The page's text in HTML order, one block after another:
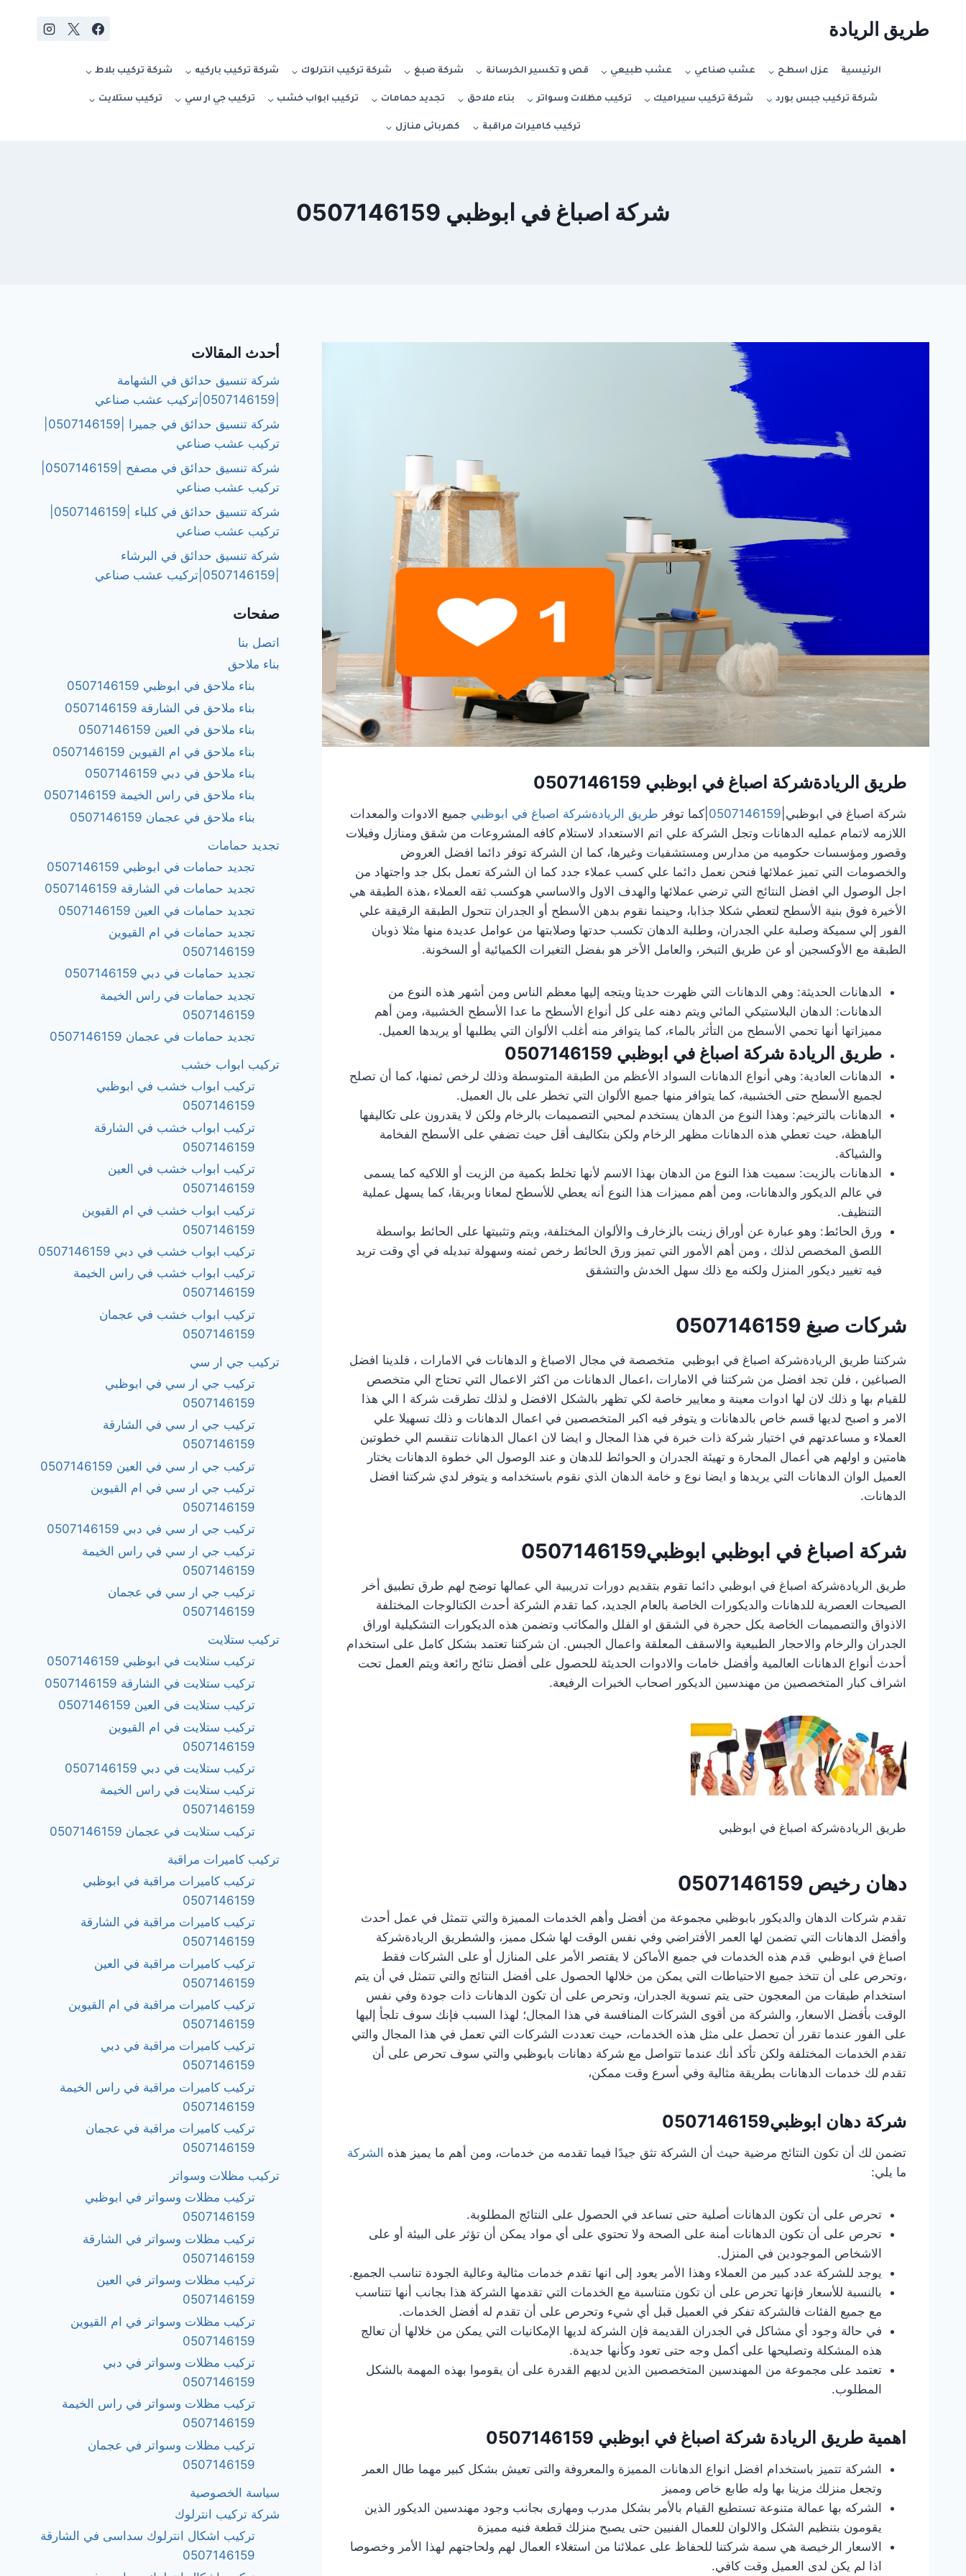
طريق الريادة
الرئيسية عزل اسطح عشب صناعي عشب طبيعي قص و تكسير الخرسانة شركة صبغ شركة تركيب انترلوك شركة تركيب باركيه شركة تركيب بلاط
شركة تركيب جبس بورد شركة تركيب سيراميك تركيب مظلات وسواتر بناء ملاحق تجديد حمامات تركيب ابواب خشب تركيب جي ار سي تركيب ستلايت
تركيب كاميرات مراقبة كهربائى منازل
شركة اصباغ في ابوظبي 0507146159
طريق الريادةشركة اصباغ في ابوظبي 0507146159
شركة اصباغ في ابوظبي| 0507146159 |كما توفر طريق الريادةشركة اصباغ في ابوظبي جميع الادوات والمعدات
اللازمه لاتمام عمليه الدهانات وتجل الشركة علي اتم الاستعداد لاستلام كافه المشروعات من شقق ومنازل وفيلات
وقصور ومؤسسات حكوميه من مدارس ومستشفيات وغيرها، كما ان الشركة توفر دائما افضل العروض
والخصومات التي تميز عملائها فنحن نعمل دائما علي كسب عملاء جدد كما ان الشركة تعمل بكل جد واجتهاد من
اجل الوصول الي افضل النتائج التي ترضي عملائها والهدف الاول والاساسي هوكسب ثقه العملاء ،هذة الطبقة هي
الأخيرة فوق بنية الأسطح لتعطي شكلا جذابا، وحينما نقوم بدهن الأسطح أو الجدران تتحول الطبقة الرقيقة علي
الفور إلي سميكة وصلبة علي الجدران، وطلبة الدهان تكسب حدتها وصلابتها من عوامل عديدة منها مثلا ذوبان
الطبقة مع الأوكسجين أو عن طريق التبخر، والعامل الأخر هو بفضل التغيرات الكميائية أو السخونة.
الدهانات الحديثة: وهي الدهانات التي ظهرت حديثا ويتجه إليها معظم الناس ومن أشهر هذه النوع من
الدهانات: الدهان البلاستيكي المائي ويتم دهنه على كل أنواع الأسطح ما عدا الأسطح الخشبية، ومن أهم
مميزاتها أنها تحمي الأسطح من التأثر بالماء، كما يتوافر منه أغلب الألوان التي يطلبها أو يريدها العميل.
طريق الريادة شركة اصباغ في ابوظبي 0507146159
الدهانات العادية: وهي أنواع الدهانات السواد الأعظم من الطبقة المتوسطة وذلك لرخص ثمنها، كما أن تصلح
لجميع الأسطح حتى الخشبية، كما يتوافر منها جميع الألوان التي تخطر على بال العميل.
الدهانات بالترخيم: وهذا النوع من الدهان يستخدم لمحبي التصميمات بالرخام ولكن لا يقدرون على تكاليفها
الباهظة، حيث تعطي هذه الدهانات مظهر الرخام ولكن بتكاليف أقل حيث تضفي على الأسطح الفخامة
والشياكة.
الدهانات بالزيت: سميت هذا النوع من الدهان بهذا الاسم لأنها تخلط بكمية من الزيت أو اللاكيه كما يسمى
في عالم الديكور والدهانات، ومن أهم مميزات هذا النوع أنه يعطي للأسطح لمعانا وبريقا، كما يسهل عملية
التنظيف.
ورق الحائط: وهو عبارة عن أوراق زينت بالزخارف والألوان المختلفة، ويتم وتثبيتها على الحائط بواسطة
اللصق المخصص لذلك ، ومن أهم الأمور التي تميز ورق الحائط رخص ثمنه وسهولة تبديله في أي وقت تريد
فيه تغيير ديكور المنزل ولكنه مع ذلك سهل الخدش والتشقق
شركات صبغ 0507146159
شركتنا طريق الريادةشركة اصباغ في ابوظبي متخصصة في مجال الاصباغ و الدهانات في الامارات ، فلدينا افضل
الصباغين ، فلن تجد افضل من شركتنا في الامارات ،اعمال الدهانات من اكثر الاعمال التي تحتاج الي متخصص
للقيام بها و ذلك لان لها ادوات معينة و معايير خاصة لكي تظهر بالشكل الافضل و لذلك تطرقت شركة ا الي هذا
الامر و اصبح لديها قسم خاص بالدهانات و يتوفر فيه اكبر المتخصصين في اعمال الدهانات و ذلك تسهيلا علي
العملاء و مساعدتهم في اختيار شركة ذات خبرة في هذا المجال و ايضا لان اعمال الدهانات تنقسم الي خطوتين
هامتين و اولهم هي أعمال المحارة و تهيئة الجدران و الحوائط للدهان و عند الوصول الي خطوة الدهانات يختار
العميل الوان الدهانات التي يريدها و ايضا نوع و خامة الدهان الذي نقوم باستخدامه و يتوفر لدي شركتنا افضل
الدهانات.
شركة اصباغ في ابوظبي ابوظبي0507146159
طريق الريادةشركة اصباغ في ابوظبي دائما تقوم بتقديم دورات تدريبية الي عمالها توضح لهم طرق تطبيق أخر
الصيحات العصرية للدهانات والديكورات الخاصة بالعام الجديد، كما تقدم الشركة أحدث الكتالوجات المختلفة
الاذواق والتصميمات الخاصة بكل حجرة في الشقق او الفلل والمكاتب وتضمن هذه الديكورات التشكيلية اوراق
الجدران والرخام والاحجار الطبيعية والاسقف المعلقة واعمال الجبس. ان شركتنا تعتمد بشكل كامل على استخدام
أحدث أنواع الدهانات العالمية وأفضل خامات والادوات الحديثة للحصول على أفضل نتائج رائعة ويتم العمل تحت
اشراف كبار المتخصصين من مهندسين الديكور اصحاب الخبرات الرفيعة.
طريق الريادةشركة اصباغ في ابوظبي
دهان رخيص 0507146159
تقدم شركات الدهان والديكور بابوظبي مجموعة من أفضل وأهم الخدمات المميزة والتي تتمثل في عمل أحدث
وأفضل الدهانات التي تضمن لها العمر الأفتراضي وفي نفس الوقت لها شكل مميز، والشطريق الريادةشركة
اصباغ في ابوظبي قدم هذه الخدمات في جميع الأماكن لا يقتصر الأمر على المنازل أو على الشركات فقط
،وتحرص على أن تتخذ جميع الاحتياطات التي يمكن من خلالها الحصول على أفضل النتائج والتي تتمثل في أن يتم
استخدام طبقات من المعجون حتى يتم تسوية الجدران، وتحرص على أن تكون الدهانات ذات جودة وفي نفس
الوقت بأفضل الاسعار، والشركة من أقوى الشركات المنافسة في هذا المجال؛ لهذا السبب فإنك سوف تلجأ إليها
على الفور عندما تقرر أن تحصل على مثل هذه الخدمات، حيث تعددت الشركات التي تعمل في هذا المجال والتي
تقدم الخدمات المختلفة ولكن تأكد أنك عندما تتواصل مع شركة دهانات بابوظبي والتي سوف تحرص على أن
تقدم لك خدمات الدهانات بطريقة مثالية وفي أسرع وقت ممكن،
شركة دهان ابوظبي0507146159
تضمن لك أن تكون النتائج مرضية حيث أن الشركة تثق جيدًا فيما تقدمه من خدمات، ومن أهم ما يميز هذه الشركة
ما يلي:
تحرص على أن تكون الدهانات أصلية حتى تساعد في الحصول على النتائج المطلوبة.
تحرص على أن تكون الدهانات أمنة على الصحة ولا تحتوي على أي مواد يمكن أن تؤثر على البيئة أو على
الاشخاص الموجودين في المنزل.
يوجد للشركة عدد كبير من العملاء وهذا الأمر يعود إلى انها تقدم خدمات مثالية وعالية الجودة تناسب الجميع.
بالنسبة للأسعار فإنها تحرص على أن تكون متناسبة مع الخدمات التي تقدمها الشركة هذا بجانب أنها تتناسب
مع جميع الفئات فالشركة تفكر في العميل قبل أي شيء وتحرص على أن تقدم له أفضل الخدمات.
في حالة وجود أي مشاكل في الجدران القديمة فإن الشركة لديها الإمكانيات التي يمكن من خلالها أن تعالج
هذه المشكلة وتصليحها على أكمل وجه حتى تعود وكأنها جديدة.
تعتمد على مجموعة من المهندسين المتخصصين الذين لديهم القدرة على أن يقوموا بهذه المهمة بالشكل
المطلوب.
اهمية طريق الريادة شركة اصباغ في ابوظبي 0507146159
الشركة تتميز باستخدام افضل انواع الدهانات المميزة والمعروفة والتى تعيش بشكل كبير مهما طال العمر
وتجعل منزلك مزينا بها وله طابع خاص ومميز
الشركه بها عمالة متنوعة تستطيع القيام بالأمر بشكل مدرب ومهارى بجانب وجود مهندسين الديكور الذين
يقومون بتنظيم الشكل والالوان للعمال الفنيين حتى يصبح منزلك قطعة فنيه مميزة
الاسعار الرخيصة هي سمة شركتنا للحفاظ على عملائنا من استغلاء العمال لهم ولحاجتهم لهذا الأمر وخصوصا
اذا لم يكن لدى العميل وقت كافي.
أحدث المقالات
شركة تنسيق حدائق في الشهامة
تركيب عشب صناعي
تركيب عشب صناعي
تركيب عشب صناعي
شركة تنسيق حدائق في البرشاء
صفحات
اتصل بنا
بناء ملاحق
بناء ملاحق في ابوظبي 0507146159
بناء ملاحق في الشارقة 0507146159
بناء ملاحق في العين 0507146159
بناء ملاحق في ام القيوين 0507146159
بناء ملاحق في دبي 0507146159
بناء ملاحق في راس الخيمة 0507146159
بناء ملاحق في عجمان 0507146159
تجديد حمامات
تجديد حمامات في ابوظبي 0507146159
تجديد حمامات في الشارقة 0507146159
تجديد حمامات في العين 0507146159
تجديد حمامات في ام القيوين
0507146159
تجديد حمامات في دبي 0507146159
تجديد حمامات في راس الخيمة
0507146159
تجديد حمامات في عجمان 0507146159
تركيب ابواب خشب
تركيب ابواب خشب في ابوظبي
0507146159
تركيب ابواب خشب في الشارقة
0507146159
تركيب ابواب خشب في العين
0507146159
تركيب ابواب خشب في ام القيوين
0507146159
تركيب ابواب خشب في دبي 0507146159
تركيب ابواب خشب في راس الخيمة
0507146159
تركيب ابواب خشب في عجمان
0507146159
تركيب جي ار سي
تركيب جي ار سي في ابوظبي
0507146159
تركيب جي ار سي في الشارقة
0507146159
تركيب جي ار سي في العين 0507146159
تركيب جي ار سي في ام القيوين
0507146159
تركيب جي ار سي في دبي 0507146159
تركيب جي ار سي في راس الخيمة
0507146159
تركيب جي ار سي في عجمان
0507146159
تركيب ستلايت
تركيب ستلايت في ابوظبي 0507146159
تركيب ستلايت في الشارقة 0507146159
تركيب ستلايت في العين 0507146159
تركيب ستلايت في ام القيوين
0507146159
تركيب ستلايت في دبي 0507146159
تركيب ستلايت في راس الخيمة
0507146159
تركيب ستلايت في عجمان 0507146159
تركيب كاميرات مراقبة
تركيب كاميرات مراقبة في ابوظبي
0507146159
تركيب كاميرات مراقبة في الشارقة
0507146159
تركيب كاميرات مراقبة في العين
0507146159
تركيب كاميرات مراقبة في ام القيوين
0507146159
تركيب كاميرات مراقبة في دبي
0507146159
تركيب كاميرات مراقبة في راس الخيمة
0507146159
تركيب كاميرات مراقبة في عجمان
0507146159
تركيب مظلات وسواتر
تركيب مظلات وسواتر في ابوظبي
0507146159
تركيب مظلات وسواتر في الشارقة
0507146159
تركيب مظلات وسواتر في العين
0507146159
تركيب مظلات وسواتر في ام القيوين
0507146159
تركيب مظلات وسواتر في دبي
0507146159
تركيب مظلات وسواتر في راس الخيمة
0507146159
تركيب مظلات وسواتر في عجمان
0507146159
سياسة الخصوصية
شركة تركيب انترلوك
تركيب اشكال انترلوك سداسى في الشارقة
0507146159